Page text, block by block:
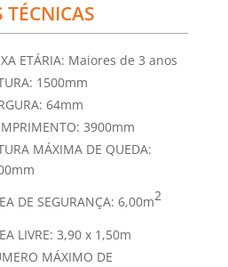
TÉCNICAS
ETÁRIA: Maiores de 3 anos
1500mm
64mm
3900mm
MÁXIMA DE QUEDA:
DE SEGURANÇA: 6,00m2
LIVRE: 3,90 x 1,50m
MÁXIMO DE